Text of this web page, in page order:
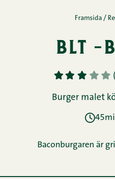
Framsida /
blt -
1 2 3 4 5
Burger malet
Baconburgaren är